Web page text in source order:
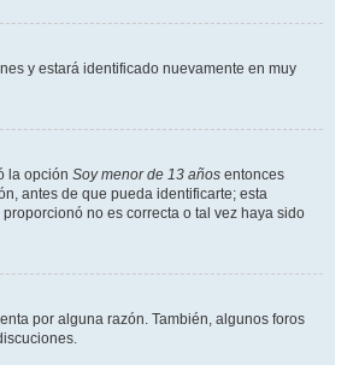
y estará identificado nuevamente en muy
la opción Soy menor de 13 años entonces
antes de que pueda identificarte; esta
no es correcta o tal vez haya sido
por alguna razón. También, algunos foros